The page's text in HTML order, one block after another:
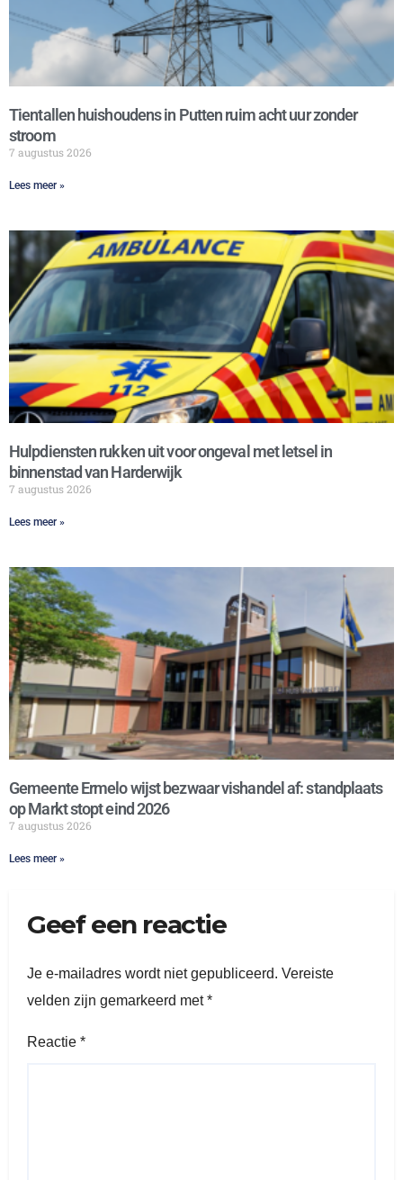
Tientallen huishoudens in Putten ruim acht uur zonder
stroom
7 augustus 2026
Lees meer »
Hulpdiensten rukken uit voor ongeval met letsel in
binnenstad van Harderwijk
7 augustus 2026
Lees meer »
Gemeente Ermelo wijst bezwaar vishandel af: standplaats
op Markt stopt eind 2026
7 augustus 2026
Lees meer »
Geef een reactie
Je e-mailadres wordt niet gepubliceerd. Vereiste
velden zijn gemarkeerd met*
Reactie *